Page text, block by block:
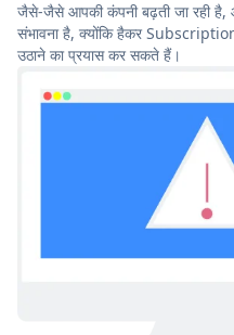
जैसे-जैसे आपकी कंपनी बढ़ती जा रही है,
संभावना है, क्योंकि हैकर
उठाने का प्रयास कर सकते हैं।